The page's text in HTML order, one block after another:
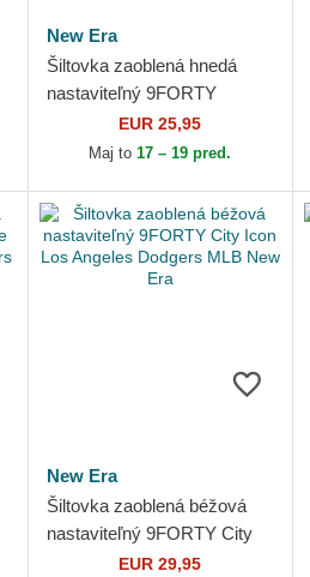
New Era
Šiltovka zaoblená hnedá
nastaviteľný 9FORTY
Outline Los Angeles Dodgers
MLB New Era
EUR 25,95
Maj to17 – 19 pred.
New Era
Šiltovka zaoblená béžová
nastaviteľný 9FORTY City
Icon Los Angeles Dodgers
EUR 29,95